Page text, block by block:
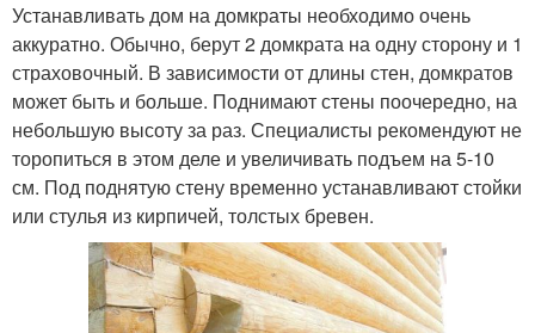
Устанавливать дом на домкраты необходимо очень
аккуратно. Обычно, берут 2 домкрата на одну сторону и 1
страховочный. В зависимости от длины стен, домкратов
может быть и больше. Поднимают стены поочередно, на
небольшую высоту за раз. Специалисты рекомендуют не
торопиться в этом деле и увеличивать подъем на 5-10
см. Под поднятую стену временно устанавливают стойки
или стулья из кирпичей, толстых бревен.